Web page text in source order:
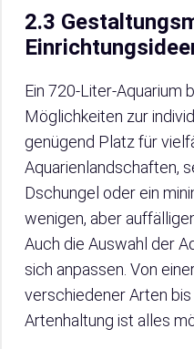
2.3
Ein 720-Liter-Aquarium
Möglichkeiten zur
genügend Platz für
Aquarienlandschaften,
Dschungel oder ein
wenigen, aber
Auch die Auswahl der
sich anpassen. Von
verschiedener Arten
Artenhaltung ist alles